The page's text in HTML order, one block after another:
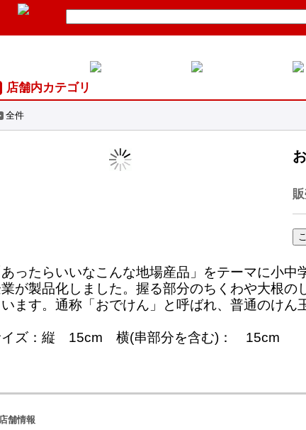
店舗内カテゴリ
全件
あったらいいなこんな地場産品」をテーマに小
が製品化しました。握る部分のちくわや大根
ます。通称「おでけん」と呼ばれ、普通のけん
イズ：縦 15cm 横(串部分を含む)： 15cm
店舗情報